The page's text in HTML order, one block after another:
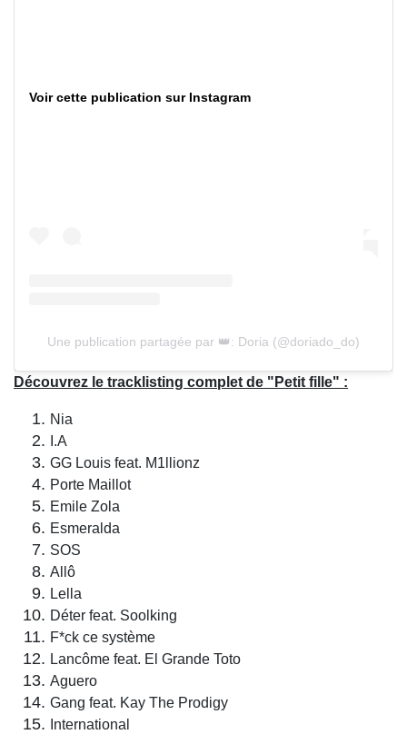
Voir cette publication sur Instagram
Une publication partagée par 👑: Doria (@doriado_do)
Découvrez le tracklisting complet de "Petit fille" :
Nia
I.A
GG Louis feat. M1llionz
Porte Maillot
Emile Zola
Esmeralda
SOS
Allô
Lella
Déter feat. Soolking
F*ck ce système
Lancôme feat. El Grande Toto
Aguero
Gang feat. Kay The Prodigy
International